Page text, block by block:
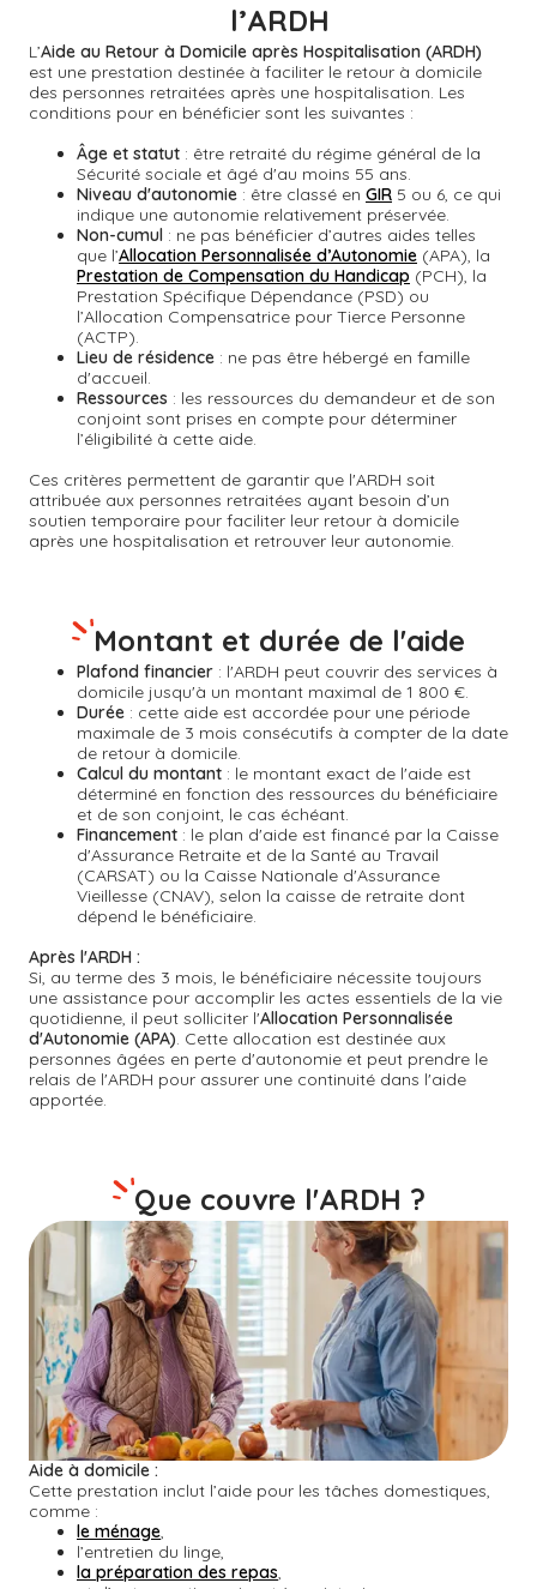
L’Aide au Retour à Domicile après Hospitalisation (ARDH)
est une prestation destinée à faciliter le retour à domicile
des personnes retraitées après une hospitalisation. Les
conditions pour en bénéficier sont les suivantes :
Âge et statut : être retraité du régime général de la
Sécurité sociale et âgé d'au moins 55 ans.
Niveau d'autonomie : être classé en GIR 5 ou 6, ce qui
indique une autonomie relativement préservée.
Non-cumul : ne pas bénéficier d’autres aides telles
que l’Allocation Personnalisée d’Autonomie (APA), la
Prestation de Compensation du Handicap (PCH), la
Prestation Spécifique Dépendance (PSD) ou
l’Allocation Compensatrice pour Tierce Personne
(ACTP).
Lieu de résidence : ne pas être hébergé en famille
d'accueil.
Ressources : les ressources du demandeur et de son
conjoint sont prises en compte pour déterminer
l’éligibilité à cette aide.
Ces critères permettent de garantir que l'ARDH soit
attribuée aux personnes retraitées ayant besoin d’un
soutien temporaire pour faciliter leur retour à domicile
après une hospitalisation et retrouver leur autonomie.
l’ARDH
Plafond financier : l'ARDH peut couvrir des services à
domicile jusqu'à un montant maximal de 1 800 €.
Durée : cette aide est accordée pour une période
maximale de 3 mois consécutifs à compter de la date
de retour à domicile.
Calcul du montant : le montant exact de l'aide est
déterminé en fonction des ressources du bénéficiaire
et de son conjoint, le cas échéant.
Financement : le plan d'aide est financé par la Caisse
d'Assurance Retraite et de la Santé au Travail
(CARSAT) ou la Caisse Nationale d'Assurance
Vieillesse (CNAV), selon la caisse de retraite dont
dépend le bénéficiaire.
Après l'ARDH :
Si, au terme des 3 mois, le bénéficiaire nécessite toujours
une assistance pour accomplir les actes essentiels de la vie
quotidienne, il peut solliciter l'Allocation Personnalisée
d'Autonomie (APA). Cette allocation est destinée aux
personnes âgées en perte d'autonomie et peut prendre le
relais de l'ARDH pour assurer une continuité dans l'aide
apportée.
Montant et durée de l'aide
Aide à domicile :
Cette prestation inclut l’aide pour les tâches domestiques,
comme :
le ménage,
l’entretien du linge,
la préparation des repas,
Que couvre l'ARDH ?